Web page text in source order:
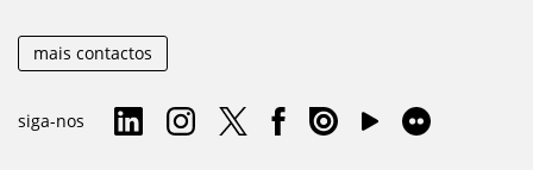
mais contactos
siga-nos